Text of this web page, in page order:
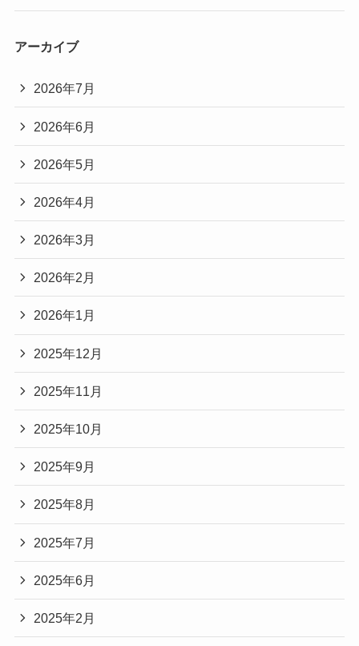
アーカイブ
2026年7月
2026年6月
2026年5月
2026年4月
2026年3月
2026年2月
2026年1月
2025年12月
2025年11月
2025年10月
2025年9月
2025年8月
2025年7月
2025年6月
2025年2月